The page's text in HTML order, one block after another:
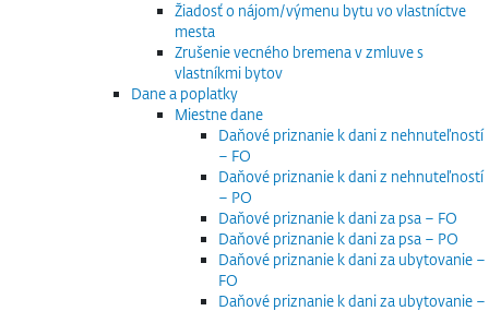
Žiadosť o nájom/výmenu bytu vo vlastníctve
mesta
Zrušenie vecného bremena v zmluve s
vlastníkmi bytov
Dane a poplatky
Miestne dane
Daňové priznanie k dani z nehnuteľností
– FO
Daňové priznanie k dani z nehnuteľností
– PO
Daňové priznanie k dani za psa – FO
Daňové priznanie k dani za psa – PO
Daňové priznanie k dani za ubytovanie –
FO
Daňové priznanie k dani za ubytovanie –